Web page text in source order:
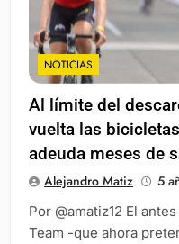
NOTICIAS
Al límite del
vuelta las
adeuda meses de
Alejandro Matiz 5
Por @amatiz12 El
Team -que ahora